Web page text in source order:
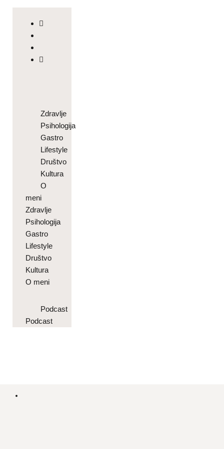
Zdravlje
Psihologija
Gastro
Lifestyle
Društvo
Kultura
O
meni
Zdravlje
Psihologija
Gastro
Lifestyle
Društvo
Kultura
O meni
Podcast
Podcast